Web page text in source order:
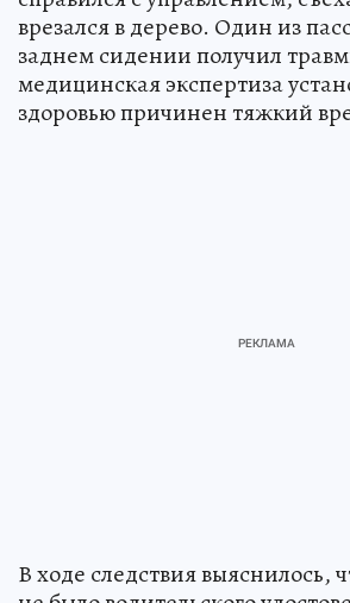
врезался в дерево. Один из
заднем сидении получил
медицинская экспертиза
здоровью причинен тяжкий
В ходе следствия выяснилось,